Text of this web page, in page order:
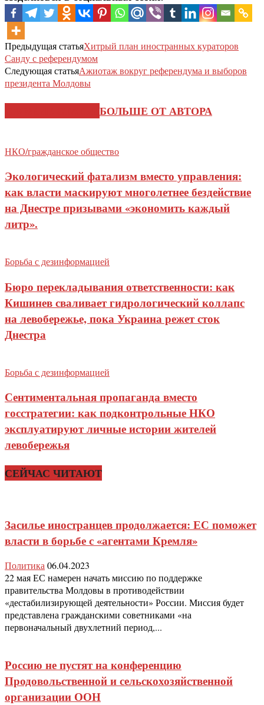
Предыдущая статьяХитрый план иностранных кураторов
Санду с референдумом
Следующая статьяАжиотаж вокруг референдума и выборов
президента Молдовы
БОЛЬШЕ ОТ АВТОРА
НКО/гражданское общество
Экологический фатализм вместо управления:
как власти маскируют многолетнее бездействие
на Днестре призывами «экономить каждый
литр».
Борьба с дезинформацией
Бюро перекладывания ответственности: как
Кишинев сваливает гидрологический коллапс
на левобережье, пока Украина режет сток
Днестра
Борьба с дезинформацией
Сентиментальная пропаганда вместо
госстратегии: как подконтрольные НКО
эксплуатируют личные истории жителей
левобережья
СЕЙЧАС ЧИТАЮТ
Засилье иностранцев продолжается: ЕС поможет
власти в борьбе с «агентами Кремля»
Политика06.04.2023
22 мая ЕС намерен начать миссию по поддержке
правительства Молдовы в противодействии
«дестабилизирующей деятельности» России. Миссия будет
представлена гражданскими советниками «на
первоначальный двухлетний период,...
Россию не пустят на конференцию
Продовольственной и сельскохозяйственной
организации ООН